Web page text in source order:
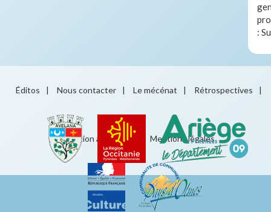
:
Éditos | Nous contacter | Le mécénat | Rétrospectives |
Éducation artistique Mentions légales